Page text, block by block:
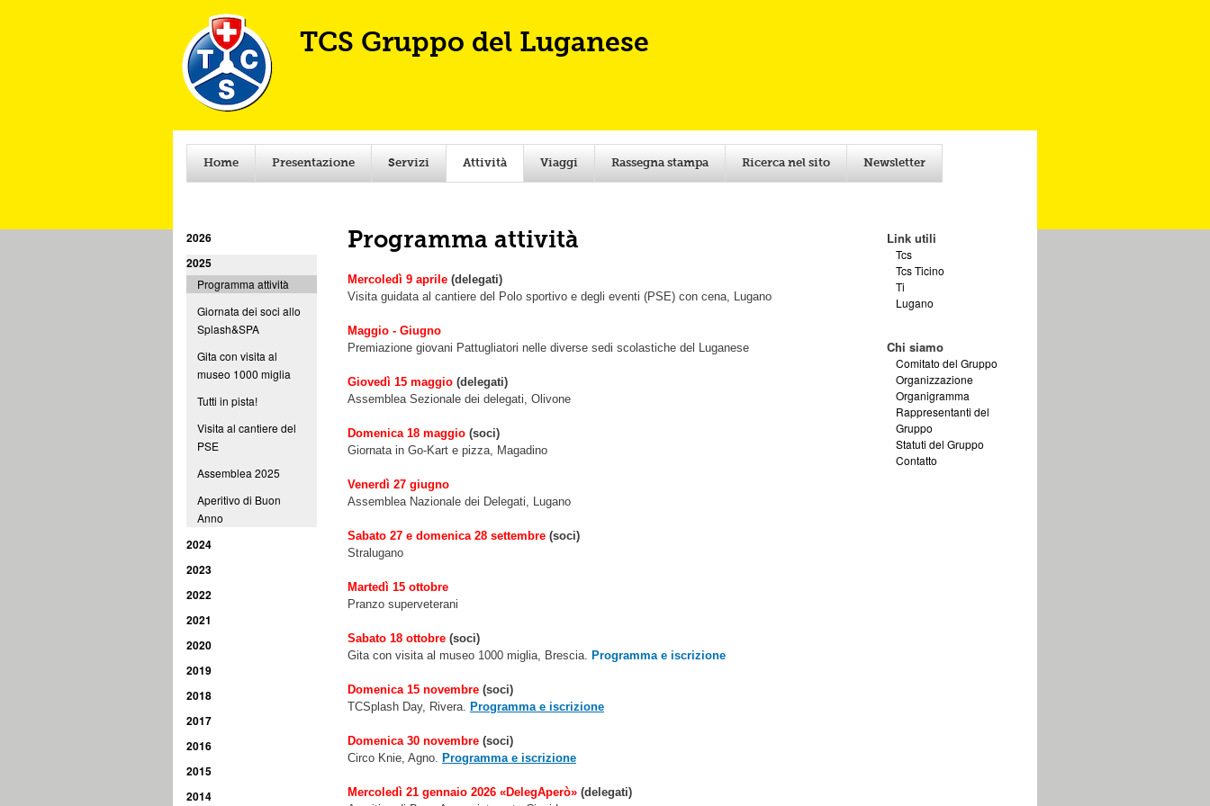
content
TCS Gruppo del Luganese
Home Presentazione Servizi Attività Viaggi Rassegna stampa Ricerca nel sito Newsletter
2026
2025
Programma attività
Giornata dei soci allo
Splash&SPA
Gita con visita al
museo 1000 miglia
Tutti in pista!
Visita al cantiere del
PSE
Assemblea 2025
Aperitivo di Buon
Anno
2024
2023
2022
2021
2020
2019
2018
2017
2016
2015
2014
Programma attività
Mercoledì 9 aprile (delegati)
Visita guidata al cantiere del Polo sportivo e degli eventi (PSE) con cena, Lugano
Maggio - Giugno
Premiazione giovani Pattugliatori nelle diverse sedi scolastiche del Luganese
Giovedì 15 maggio (delegati)
Assemblea Sezionale dei delegati, Olivone
Domenica 18 maggio (soci)
Giornata in Go-Kart e pizza, Magadino
Venerdì 27 giugno
Assemblea Nazionale dei Delegati, Lugano
Sabato 27 e domenica 28 settembre (soci)
Stralugano
Martedì 15 ottobre
Pranzo superveterani
Sabato 18 ottobre (soci)
Gita con visita al museo 1000 miglia, Brescia. Programma e iscrizione
Domenica 15 novembre (soci)
TCSplash Day, Rivera. Programma e iscrizione
Domenica 30 novembre (soci)
Circo Knie, Agno. Programma e iscrizione
Mercoledì 21 gennaio 2026 «DelegAperò» (delegati)
Link utili
Tcs
Tcs Ticino
Ti
Lugano
Chi siamo
Comitato del Gruppo
Organizzazione
Organigramma
Rappresentanti del
Gruppo
Statuti del Gruppo
Contatto